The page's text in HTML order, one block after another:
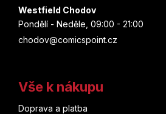
Westfield Chodov
Pondělí - Neděle, 09:00 - 21:00
chodov@comicspoint.cz
Vše k nákupu
Doprava a platba